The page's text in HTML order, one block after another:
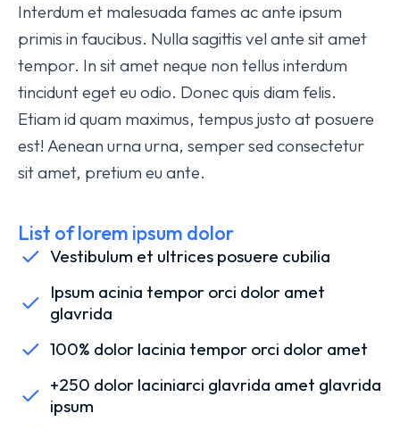
Interdum et malesuada fames ac ante ipsum
primis in faucibus. Nulla sagittis vel ante sit amet
tempor. In sit amet neque non tellus interdum
tincidunt eget eu odio. Donec quis diam felis.
Etiam id quam maximus, tempus justo at posuere
est! Aenean urna urna, semper sed consectetur
sit amet, pretium eu ante.
List of lorem ipsum dolor
Vestibulum et ultrices posuere cubilia
Ipsum acinia tempor orci dolor amet
glavrida
100% dolor lacinia tempor orci dolor amet
+250 dolor laciniarci glavrida amet glavrida
ipsum